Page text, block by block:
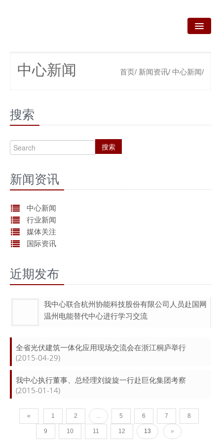
关于我们
新闻资讯
产品技术
联系我们
中心新闻 首页/ 新闻资讯/ 中心新闻/
搜索
搜索
新闻资讯
中心新闻
行业新闻
媒体关注
国际资讯
近期发布
我中心联合杭州协能科技股份有限公司人员赴国网
温州电能替代中心进行学习交流
全省光伏建筑一体化应用现场交流会在浙江桐庐举行
(2015-04-29)
我中心执行董事、总经理刘旋旋一行赴巨化集团考察
(2015-01-14)
« 1 2 ... 5 6 7 8
9 10 11 12 13 »